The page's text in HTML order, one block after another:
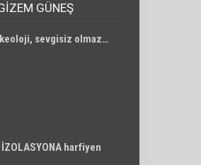
GÜNEŞ
sevgisiz olmaz…
İZOLASYONA harfiyen